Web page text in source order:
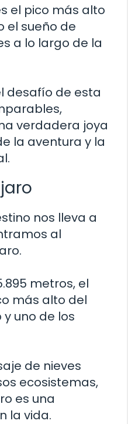
el pico más alto
el sueño de
a lo largo de la
desafío de esta
verdadera joya
la aventura y la
nos lleva a
al
metros, el
más alto del
uno de los
de nieves
ecosistemas,
es una
la vida.